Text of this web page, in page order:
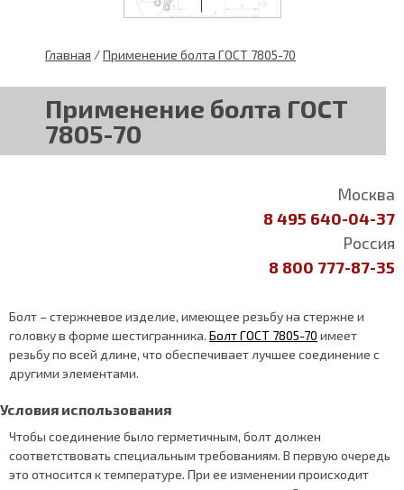
Главная /Применение болта ГОСТ 7805-70
Применение болта ГОСТ
7805-70
Москва
8 495 640-04-37
Россия
8 800 777-87-35
Болт – стержневое изделие, имеющее резьбу на стержне и
головку в форме шестигранника. Болт ГОСТ 7805-70 имеет
резьбу по всей длине, что обеспечивает лучшее соединение с
другими элементами.
Условия использования
Чтобы соединение было герметичным, болт должен
соответствовать специальным требованиям. В первую очередь
это относится к температуре. При ее изменении происходит